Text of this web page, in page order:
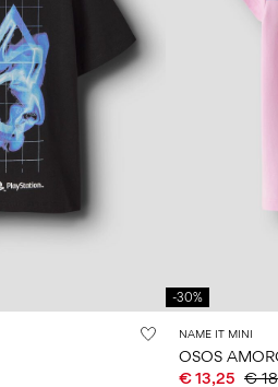
-30%
NAME IT MINI
OSOS
€ 13,25 €